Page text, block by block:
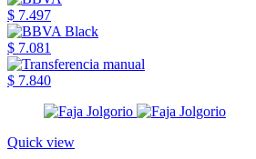
$ 7.497
$ 7.081
$ 7.840
Quick view